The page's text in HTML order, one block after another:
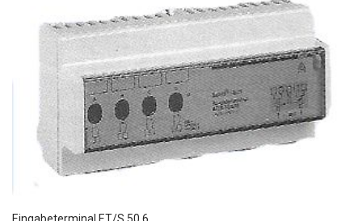
Eingabeterminal ET/S 50.6